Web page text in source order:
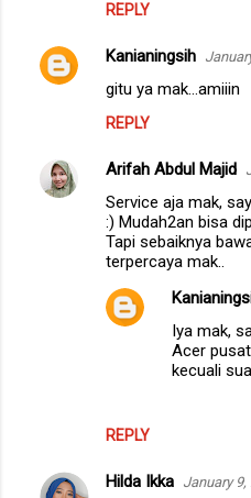
REPLY
Kanianingsih
gitu ya mak...amiiin
REPLY
Arifah Abdul Majid
Service aja mak,
:) Mudah2an bisa
Tapi sebaiknya
terpercaya mak..
REPLY
Iya mak,
Acer
kecuali
Hilda Ikka January 9,